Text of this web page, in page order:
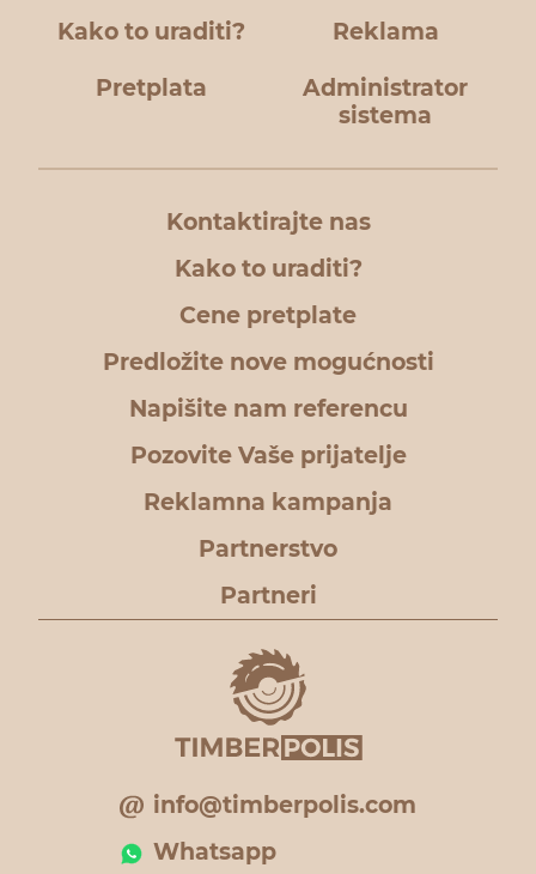
Kako to uraditi? Reklama
Pretplata
Administrator
sistema
Kontaktirajte nas
Kako to uraditi?
Cene pretplate
Predložite nove mogućnosti
Napišite nam referencu
Pozovite Vaše prijatelje
Reklamna kampanja
Partnerstvo
Partneri
info@timberpolis.com
Whatsapp